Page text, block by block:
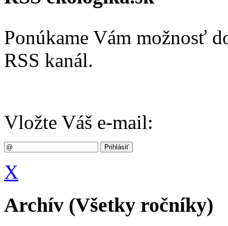
Ponúkame Vám možnosť
RSS kanál.
Vložte Váš e-mail:
X
Archív (Všetky ročníky)